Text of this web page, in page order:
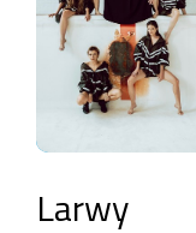
Larwy